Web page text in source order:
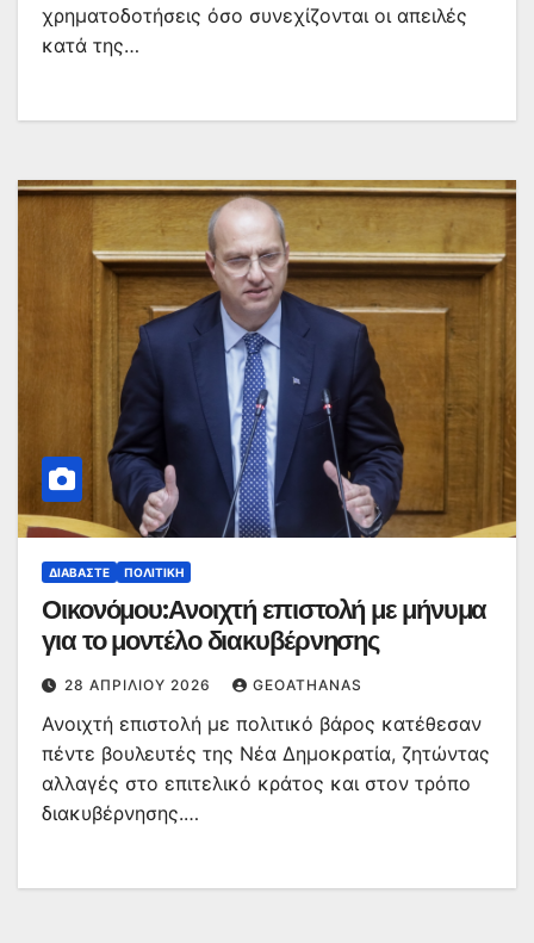
χρηματοδοτήσεις όσο συνεχίζονται οι απειλές
κατά της…
ΔΙΑΒΆΣΤΕ ΠΟΛΙΤΙΚΉ
Οικονόμου:Ανοιχτή επιστολή με μήνυμα
για το μοντέλο διακυβέρνησης
28 ΑΠΡΙΛΊΟΥ 2026 GEOATHANAS
Ανοιχτή επιστολή με πολιτικό βάρος κατέθεσαν
πέντε βουλευτές της Νέα Δημοκρατία, ζητώντας
αλλαγές στο επιτελικό κράτος και στον τρόπο
διακυβέρνησης.…